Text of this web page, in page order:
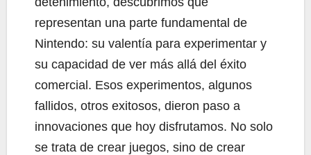
representan una parte fundamental de
Nintendo: su valentía para experimentar y
su capacidad de ver más allá del éxito
comercial. Esos experimentos, algunos
fallidos, otros exitosos, dieron paso a
innovaciones que hoy disfrutamos. No solo
se trata de crear juegos, sino de crear